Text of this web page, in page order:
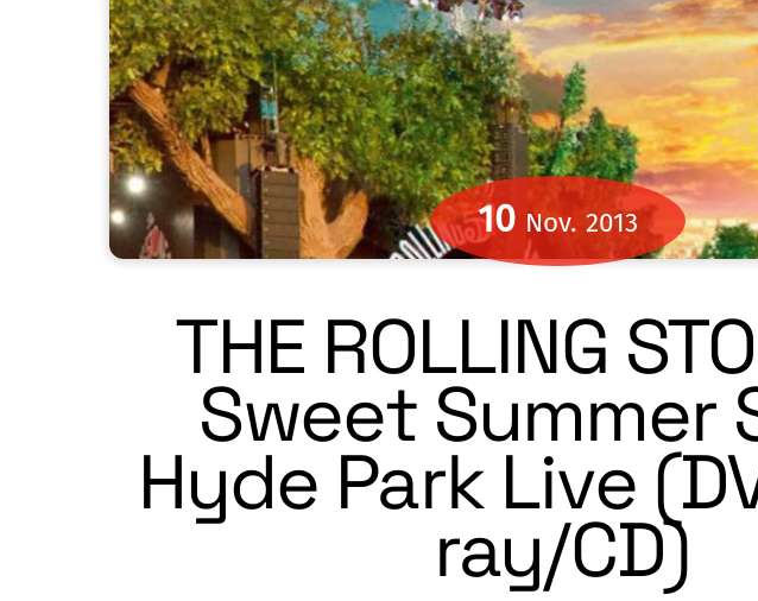
10 Nov. 2013
THE ROLLING
Sweet Summer
Hyde Park Live
ray/CD)